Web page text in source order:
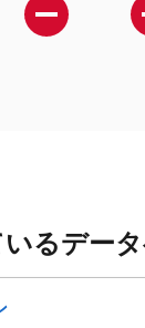
るデー